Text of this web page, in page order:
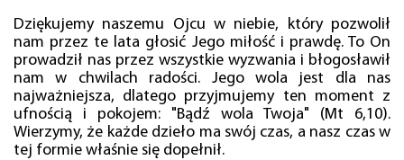
Dziękujemy naszemu Ojcu w niebie, który pozwolił
nam przez te lata głosić Jego miłość i prawdę. To On
prowadził nas przez wszystkie wyzwania i błogosławił
nam w chwilach radości. Jego wola jest dla nas
najważniejsza, dlatego przyjmujemy ten moment z
ufnością i pokojem: "Bądź wola Twoja" (Mt 6,10).
Wierzymy, że każde dzieło ma swój czas, a nasz czas w
tej formie właśnie się dopełnił.